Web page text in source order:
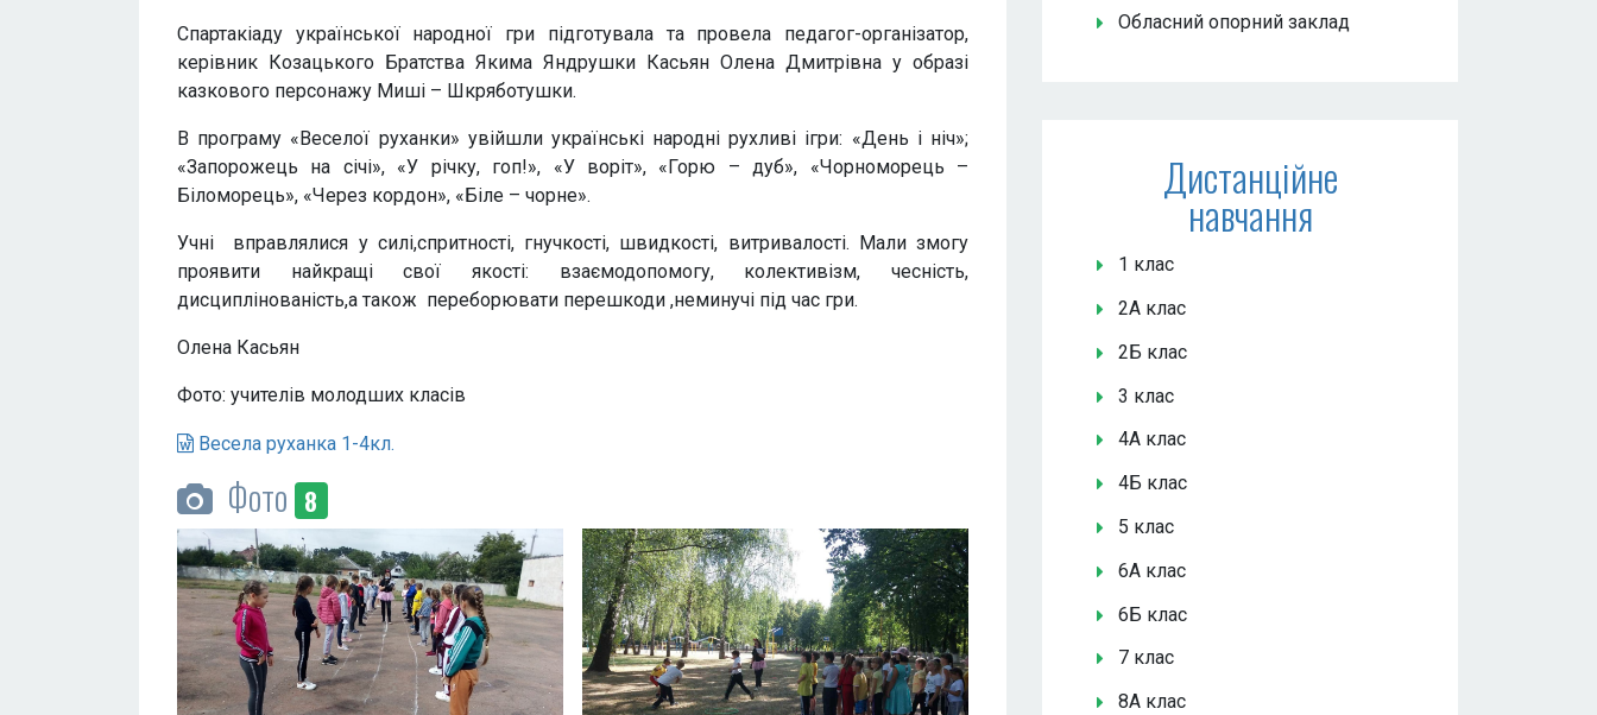
Спартакіаду української народної гри підготувала та провела педагог-організатор,
керівник Козацького Братства Якима Яндрушки Касьян Олена Дмитрівна у образі
казкового персонажу Миші – Шкряботушки.
В програму «Веселої руханки» увійшли українські народні рухливі ігри: «День і ніч»;
«Запорожець на січі», «У річку, гоп!», «У воріт», «Горю – дуб», «Чорноморець –
Біломорець», «Через кордон», «Біле – чорне».
Учні вправлялися у силі,спритності, гнучкості, швидкості, витривалості. Мали змогу
проявити найкращі свої якості: взаємодопомогу, колективізм, чесність,
дисциплінованість,а також переборювати перешкоди ,неминучі під час гри.
Олена Касьян
Фото: учителів молодших класів
Весела руханка 1-4кл.
Фото 8
Обласний опорний заклад
Дистанційне
навчання
1 клас
2А клас
2Б клас
3 клас
4А клас
4Б клас
5 клас
6А клас
6Б клас
7 клас
8А клас